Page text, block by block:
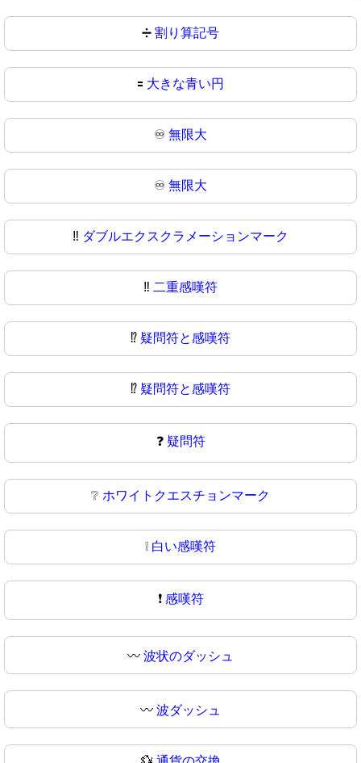
➗ 割り算記号
🟰 大きな青い円
♾️ 無限大
♾ 無限大
‼️ ダブルエクスクラメーションマーク
‼ 二重感嘆符
⁉️ 疑問符と感嘆符
⁉ 疑問符と感嘆符
❓ 疑問符
❔ ホワイトクエスチョンマーク
❕ 白い感嘆符
❗ 感嘆符
〰️ 波状のダッシュ
〰 波ダッシュ